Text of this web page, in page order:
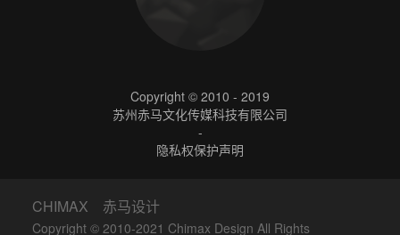
Copyright © 2010 - 2019
苏州赤马文化传媒科技有限公司
-
隐私权保护声明
CHIMAX 赤马设计
Copyright © 2010-2021 Chimax Design All Rights